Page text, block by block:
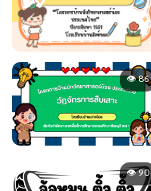
👁 86
👁 90